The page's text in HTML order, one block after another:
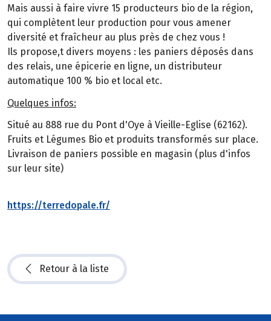
Mais aussi à faire vivre 15 producteurs bio de la région,
qui complètent leur production pour vous amener
diversité et fraîcheur au plus près de chez vous !
Ils propose,t divers moyens : les paniers déposés dans
des relais, une épicerie en ligne, un distributeur
automatique 100 % bio et local etc.
Quelques infos:
Situé au 888 rue du Pont d'Oye à Vieille-Eglise (62162).
Fruits et Légumes Bio et produits transformés sur place.
Livraison de paniers possible en magasin (plus d'infos
sur leur site)
https://terredopale.fr/
Retour à la liste